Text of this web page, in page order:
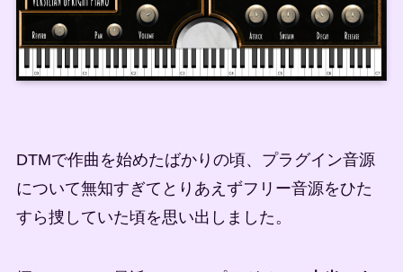
DTMで作曲を始めたばかりの頃、プラグイン音源
について無知すぎてとりあえずフリー音源をひた
すら捜していた頃を思い出しました。